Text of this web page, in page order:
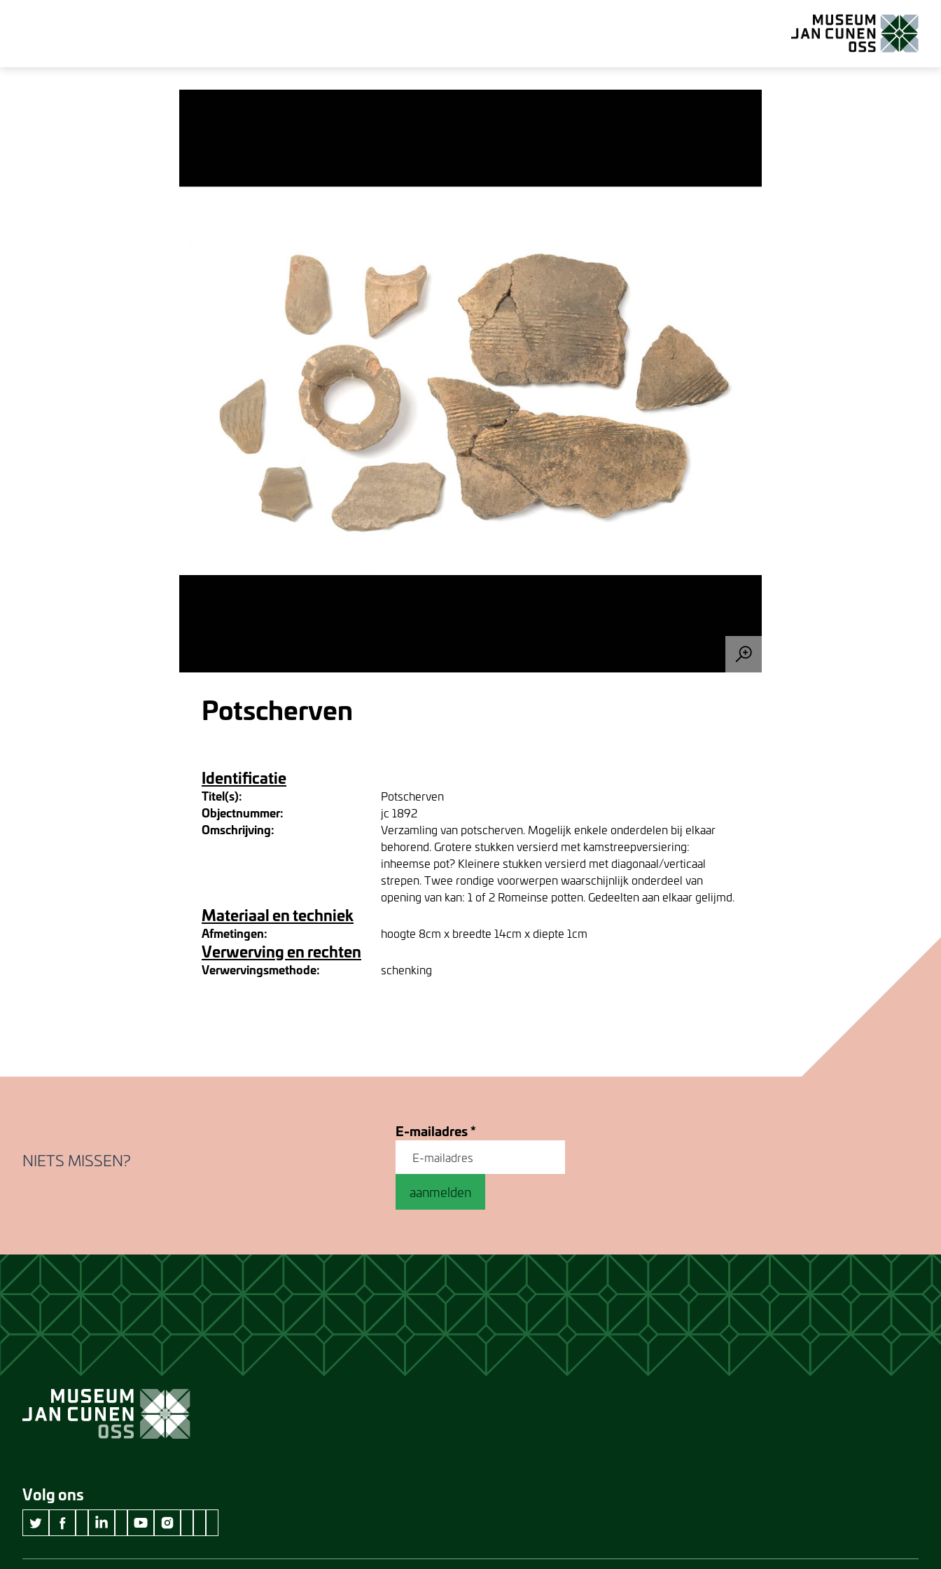
Potscherven
Identificatie
Titel(s): Potscherven
Objectnummer: jc 1892
Omschrijving:
Verzamling van potscherven. Mogelijk enkele onderdelen bij elkaar
behorend. Grotere stukken versierd met kamstreepversiering:
inheemse pot? Kleinere stukken versierd met diagonaal/verticaal
strepen. Twee rondige voorwerpen waarschijnlijk onderdeel van
opening van kan: 1 of 2 Romeinse potten. Gedeelten aan elkaar gelijmd.
Materiaal en techniek
Afmetingen: hoogte 8cm x breedte 14cm x diepte 1cm
Verwerving en rechten
Verwervingsmethode: schenking
NIETS MISSEN?
E-mailadres*
aanmelden
Volg ons
twitter Museum Jan Cunen
facebook Museum Jan Cunen
wikipedia Museum Jan Cunen
linkedin Museum Jan Cunen
googleplus Museum Jan Cunen
youtube Museum Jan Cunen
instagram Museum Jan Cunen